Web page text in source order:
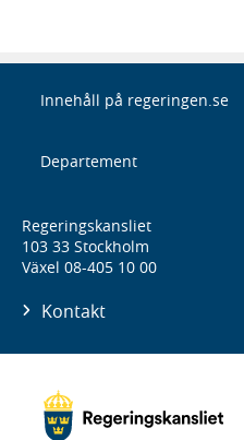
Innehåll på regeringen.se
Departement
Regeringskansliet
103 33 Stockholm
Växel 08-405 10 00
Kontakt